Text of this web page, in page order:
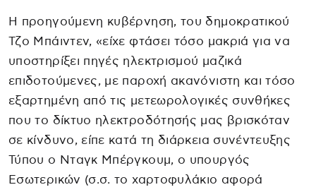
Η προηγούμενη κυβέρνηση, του δημοκρατικού
Τζο Μπάιντεν, «είχε φτάσει τόσο μακριά για να
υποστηρίξει πηγές ηλεκτρισμού μαζικά
επιδοτούμενες, με παροχή ακανόνιστη και τόσο
εξαρτημένη από τις μετεωρολογικές συνθήκες
που το δίκτυο ηλεκτροδότησής μας βρισκόταν
σε κίνδυνο, είπε κατά τη διάρκεια συνέντευξης
Τύπου ο Νταγκ Μπέργκουμ, ο υπουργός
Εσωτερικών (σ.σ. το χαρτοφυλάκιο αφορά